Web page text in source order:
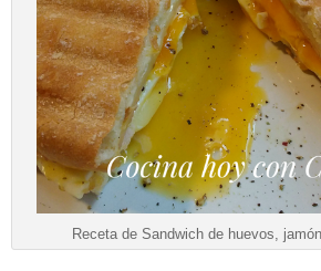
Receta de Sandwich de huevos,